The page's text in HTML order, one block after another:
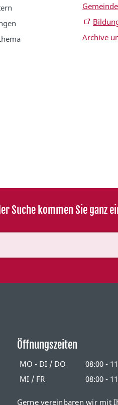
Archive
Suche kommen Sie ganz
Öffnungszeiten
MO - DI / DO 08:00 -
MI / FR
08:00 -
Gerne vereinbaren wir mit